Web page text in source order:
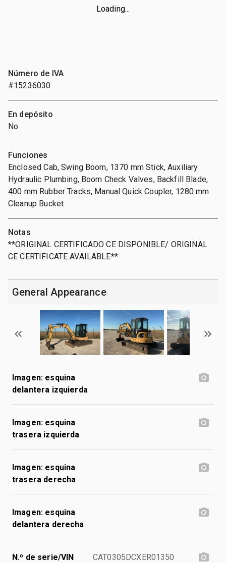
Loading...
Número de IVA
#15236030
En depósito
No
Funciones
Enclosed Cab, Swing Boom, 1370 mm Stick, Auxiliary
Hydraulic Plumbing, Boom Check Valves, Backfill Blade,
400 mm Rubber Tracks, Manual Quick Coupler, 1280 mm
Cleanup Bucket
Notas
**ORIGINAL CERTIFICADO CE DISPONIBLE/ ORIGINAL
CE CERTIFICATE AVAILABLE**
General Appearance
Imagen: esquina
delantera izquierda
Imagen: esquina
trasera izquierda
Imagen: esquina
trasera derecha
Imagen: esquina
delantera derecha
N.º de serie/VIN CAT0305DCXER01350